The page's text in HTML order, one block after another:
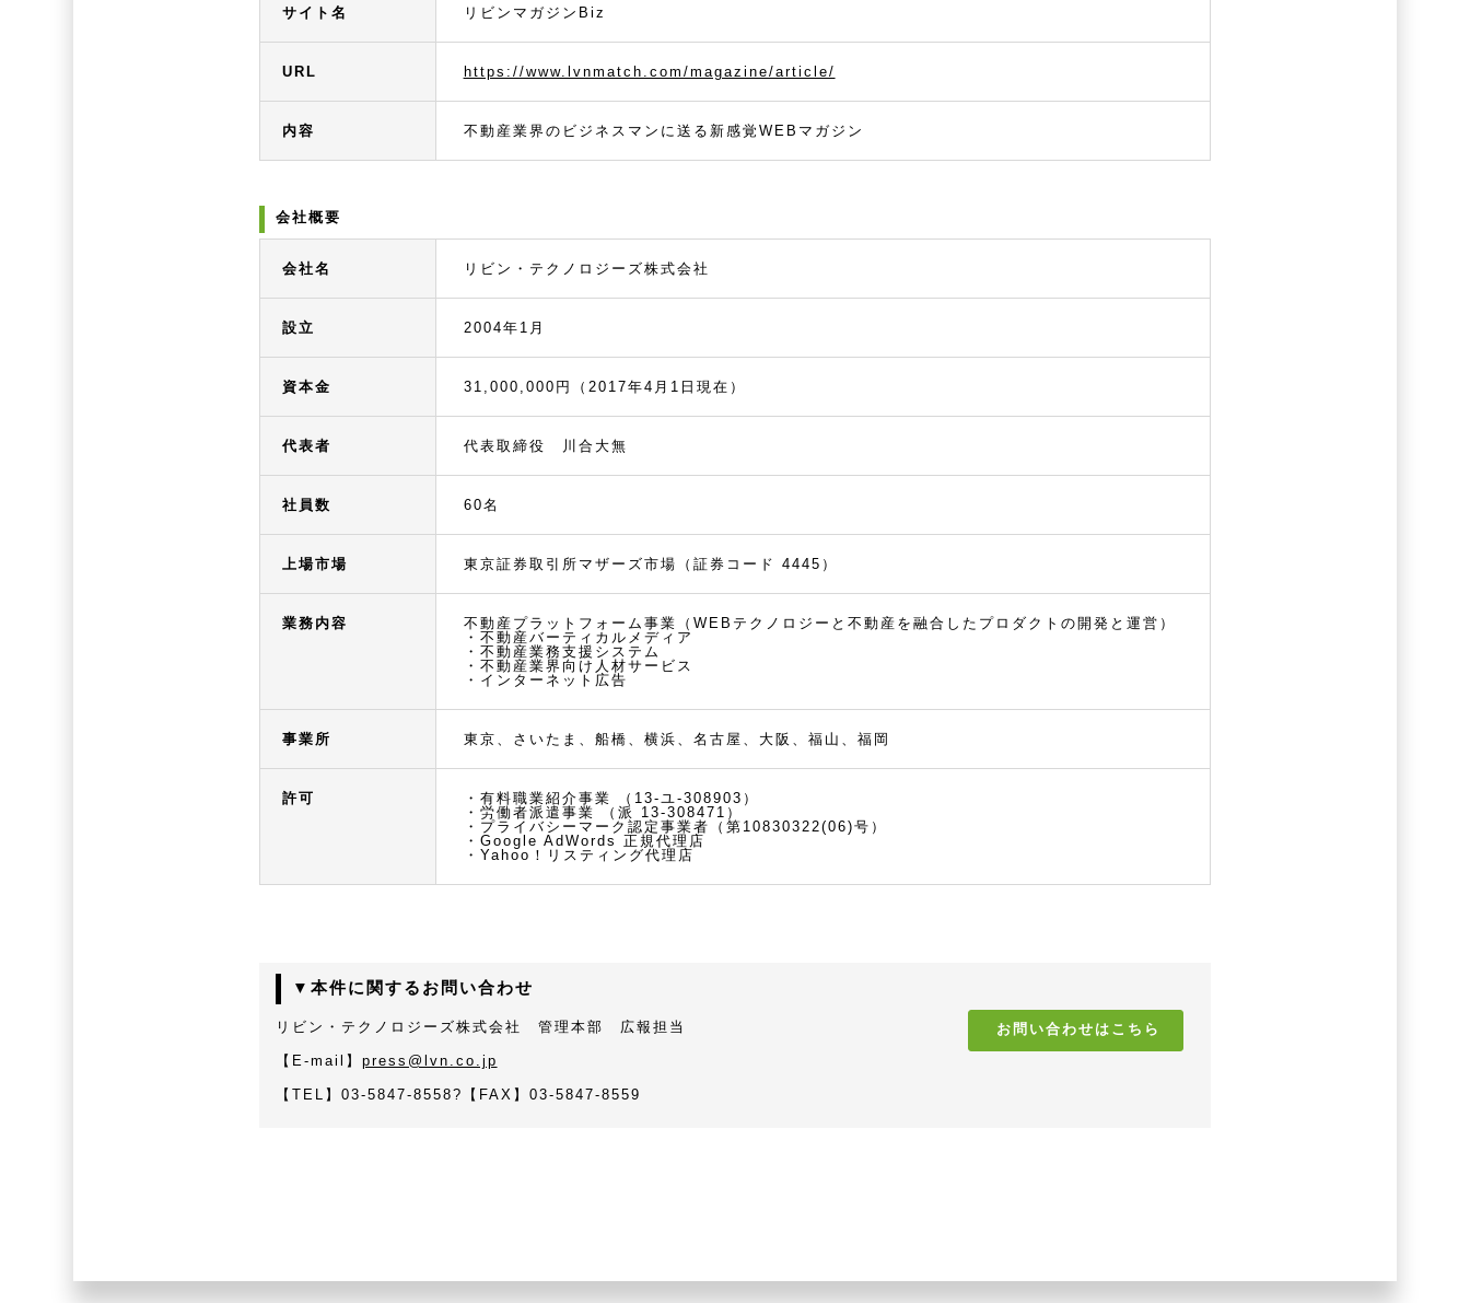
サイト名 リビンマガジンBiz
URL https://www.lvnmatch.com/magazine/article/
内容 不動産業界のビジネスマンに送る新感覚WEBマガジン
会社概要
会社名 リビン・テクノロジーズ株式会社
設立 2004年1月
資本金 31,000,000円（2017年4月1日現在）
代表者 代表取締役 川合大無
社員数 60名
上場市場 東京証券取引所マザーズ市場（証券コード 4445）
業務内容
不動産プラットフォーム事業（WEBテクノロジーと不動産を融合したプロダクトの開発と運営）
・不動産バーティカルメディア
・不動産業務支援システム
・不動産業界向け人材サービス
・インターネット広告
事業所 東京、さいたま、船橋、横浜、名古屋、大阪、福山、福岡
許可 ・有料職業紹介事業
（13-ユ-308903）
・労働者派遣事業
（派 13-308471）
・プライバシーマーク認定事業者（第10830322(06)号）
・Google AdWords 正規代理店
・Yahoo！リスティング代理店
▼本件に関するお問い合わせ
お問い合わせはこちら
リビン・テクノロジーズ株式会社 管理本部 広報担当
【E-mail】 press@lvn.co.jp
【TEL】03-5847-8558?【FAX】03-5847-8559